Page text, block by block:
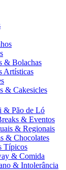
& Bolachas
Artísticas
& Cakesicles
& Pão de Ló
& Eventos
& Regionais
& Chocolates
Típicos
& Comida
& Intolerância